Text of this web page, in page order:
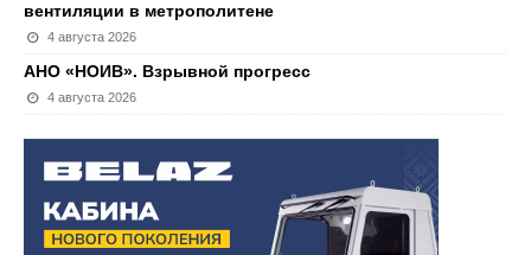
вентиляции в метрополитене
4 августа 2026
АНО «НОИВ». Взрывной прогресс
4 августа 2026